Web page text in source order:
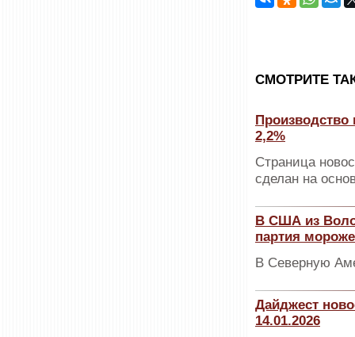
CМОТРИТЕ
2,2%
Страница
сделан на
В США из
партия
В Северную
Дайджест
14.01.2026